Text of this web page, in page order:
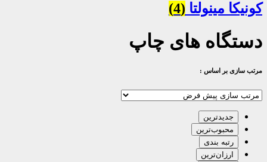
کونیکا مینولتا (4)
دستگاه های چاپ
مرتب سازی بر اساس :
جدیدترین
محبوب‌ترین
رتبه بندی
ارزان‌ترین